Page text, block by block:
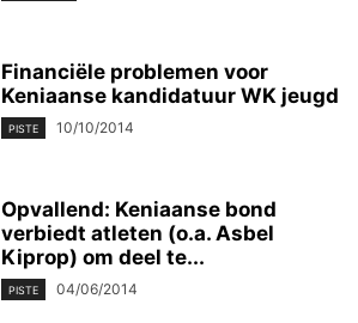
Financiële problemen voor
Keniaanse kandidatuur WK jeugd
PISTE 10/10/2014
Opvallend: Keniaanse bond
verbiedt atleten (o.a. Asbel
Kiprop) om deel te...
PISTE 04/06/2014